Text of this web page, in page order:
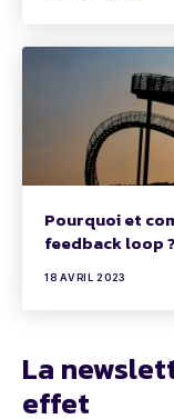
Pourquoi et
feedback loop ?
18 AVRIL 2023
La
effet